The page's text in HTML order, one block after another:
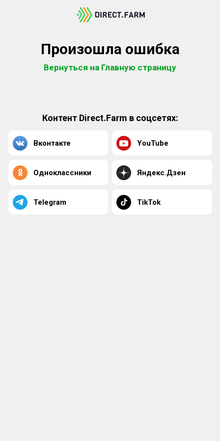
Произошла ошибка
Вернуться на Главную страницу
Контент Direct.Farm в соцсетях:
Вконтакте YouTube
Одноклассники Яндекс.Дзен
Telegram TikTok